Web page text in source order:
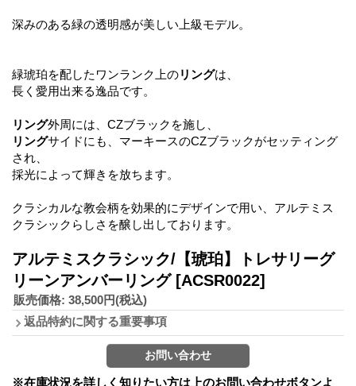
深みのある緑の透明感が美しい上級モデル。
緑琥珀を配したワンランク上のリングは、
長く愛用出来る逸品です。
リング外周には、CZブラックを施し、
リングサイドにも、マーキースのCZブラックがセッティング
され、
採光によって輝きを放ちます。
クラシカルな教会柄を効果的にデザインで用い、アルテミス
クラシックらしさを醸し出しております。
アルテミスクラシック/【琥珀】トレサリーグ
リーンアンバーリング [ACSR0022]
販売価格: 38,500円(税込)
返品特約に関する重要事項
※在庫状況を詳しく知りたい方は上のお問い合わせボタンよ